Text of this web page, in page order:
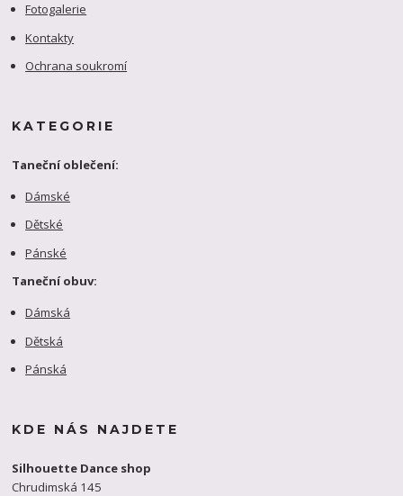
Fotogalerie
Kontakty
Ochrana soukromí
KATEGORIE
Taneční oblečení:
Dámské
Dětské
Pánské
Taneční obuv:
Dámská
Dětská
Pánská
KDE NÁS NAJDETE
Silhouette Dance shop
Chrudimská 145